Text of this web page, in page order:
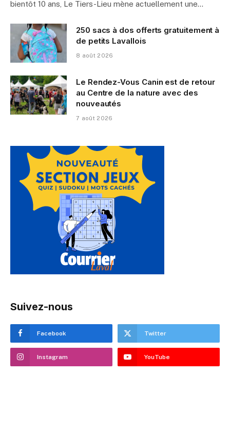
bientôt 10 ans, Le Tiers-Lieu mène actuellement une…
250 sacs à dos offerts gratuitement à
de petits Lavallois
8 août 2026
Le Rendez-Vous Canin est de retour
au Centre de la nature avec des
nouveautés
7 août 2026
Suivez-nous
Facebook Twitter
Instagram YouTube